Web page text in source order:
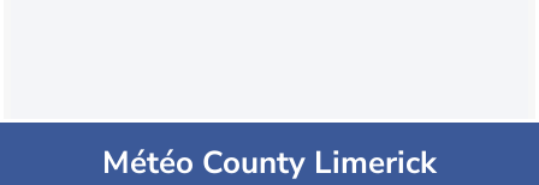
Météo County Limerick